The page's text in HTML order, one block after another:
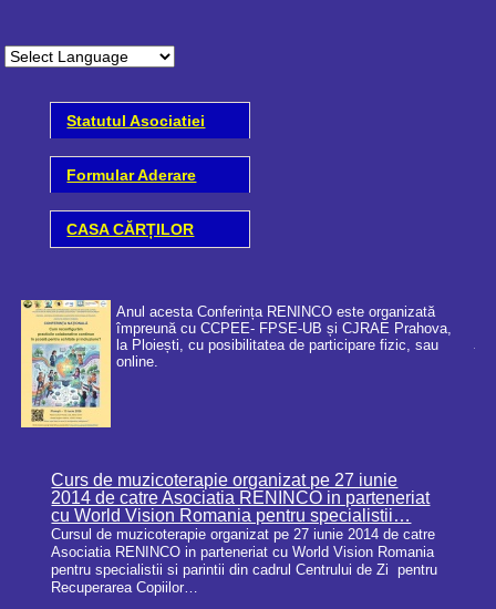
Statutul Asociatiei
Formular Aderare
CASA CĂRȚILOR
Anul acesta Conferința RENINCO este organizată
împreună cu CCPEE- FPSE-UB și CJRAE Prahova,
la Ploiești, cu posibilitatea de participare fizic, sau
online.
Curs de muzicoterapie organizat pe 27 iunie
2014 de catre Asociatia RENINCO in parteneriat
cu World Vision Romania pentru specialistii…
Cursul de muzicoterapie organizat pe 27 iunie 2014 de catre
Asociatia RENINCO in parteneriat cu World Vision Romania
pentru specialistii si parintii din cadrul Centrului de Zi pentru
Recuperarea Copiilor…